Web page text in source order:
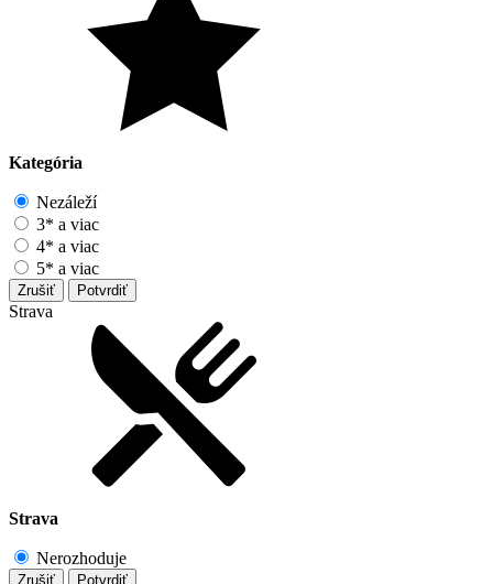
Kategória
Nezáleží
3* a viac
4* a viac
5* a viac
Zrušiť Potvrdiť
Strava
Strava
Nerozhoduje
Zrušiť Potvrdiť